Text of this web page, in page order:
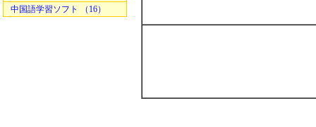
中国語学習ソフト （16）